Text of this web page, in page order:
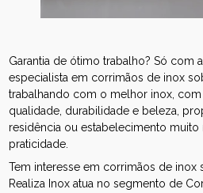
Garantia de ótimo trabalho? Só com
especialista em corrimãos de inox
trabalhando com o melhor inox, com
qualidade, durabilidade e beleza,
residência ou estabelecimento
praticidade.
Tem interesse em corrimãos de
Realiza Inox atua no segmento de